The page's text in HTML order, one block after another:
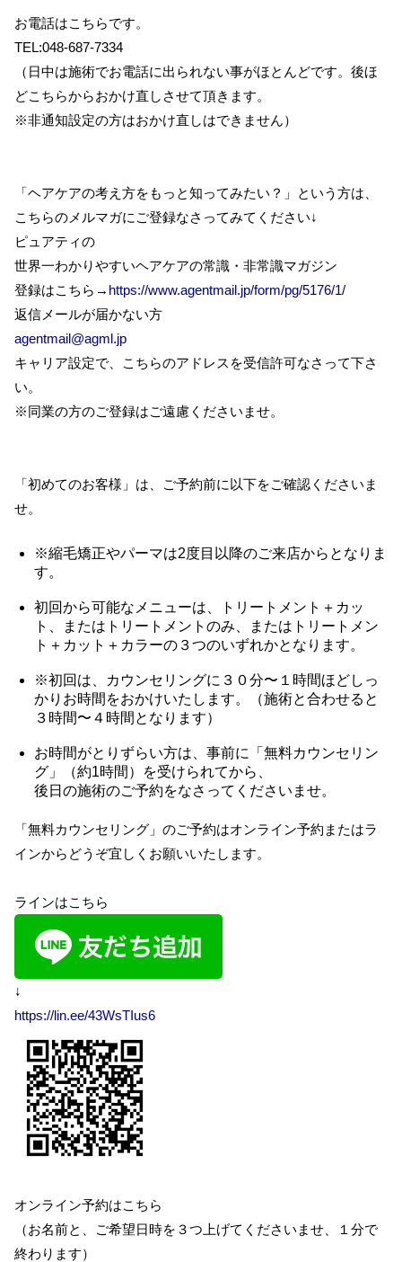
お電話はこちらです。
TEL:048-687-7334
（日中は施術でお電話に出られない事がほとんどです。後ほ
どこちらからおかけ直しさせて頂きます。
※非通知設定の方はおかけ直しはできません）
「ヘアケアの考え方をもっと知ってみたい？」という方は、
こちらのメルマガにご登録なさってみてください↓
ピュアティの
世界一わかりやすいヘアケアの常識・非常識マガジン
登録はこちら→ https://www.agentmail.jp/form/pg/5176/1/
返信メールが届かない方
agentmail@agml.jp
キャリア設定で、こちらのアドレスを受信許可なさって下さ
い。
※同業の方のご登録はご遠慮くださいませ。
「初めてのお客様」は、ご予約前に以下をご確認くださいま
せ。
※縮毛矯正やパーマは2度目以降のご来店からとなりま
す。
初回から可能なメニューは、トリートメント＋カッ
ト、またはトリートメントのみ、またはトリートメン
ト＋カット＋カラーの３つのいずれかとなります。
※初回は、カウンセリングに３０分〜１時間ほどしっ
かりお時間をおかけいたします。（施術と合わせると
３時間〜４時間となります）
お時間がとりずらい方は、事前に「無料カウンセリン
グ」（約1時間）を受けられてから、
後日の施術のご予約をなさってくださいませ。
「無料カウンセリング」のご予約はオンライン予約またはラ
インからどうぞ宜しくお願いいたします。
ラインはこちら
↓
https://lin.ee/43WsTIus6
オンライン予約はこちら
（お名前と、ご希望日時を３つ上げてくださいませ、１分で
終わります）